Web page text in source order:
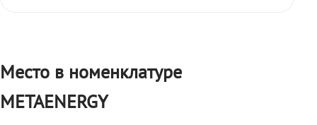
Место в номенклатуре
METAENERGY